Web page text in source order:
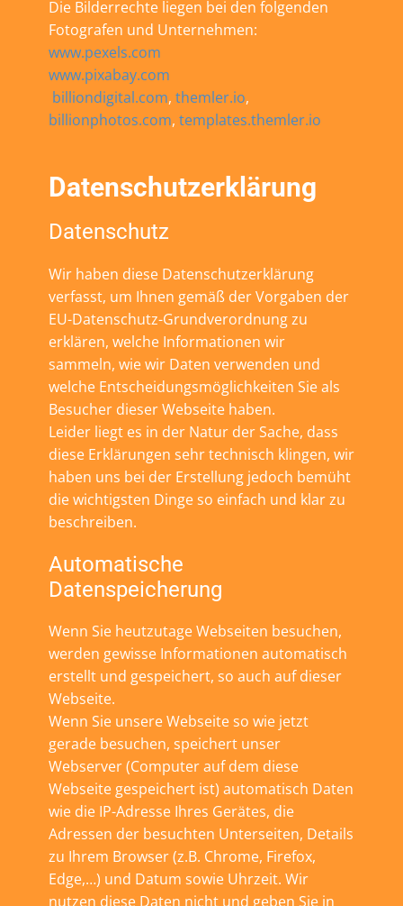
Die Bilderrechte liegen bei den folgenden
Fotografen und Unternehmen:
www.pexels.com
www.pixabay.com
billiondigital.com, themler.io,
billionphotos.com, templates.themler.io
Datenschutzerklärung
Datenschutz
Wir haben diese Datenschutzerklärung
verfasst, um Ihnen gemäß der Vorgaben der
EU-Datenschutz-Grundverordnung zu
erklären, welche Informationen wir
sammeln, wie wir Daten verwenden und
welche Entscheidungsmöglichkeiten Sie als
Besucher dieser Webseite haben.
Leider liegt es in der Natur der Sache, dass
diese Erklärungen sehr technisch klingen, wir
haben uns bei der Erstellung jedoch bemüht
die wichtigsten Dinge so einfach und klar zu
beschreiben.
Automatische
Datenspeicherung
Wenn Sie heutzutage Webseiten besuchen,
werden gewisse Informationen automatisch
erstellt und gespeichert, so auch auf dieser
Webseite.
Wenn Sie unsere Webseite so wie jetzt
gerade besuchen, speichert unser
Webserver (Computer auf dem diese
Webseite gespeichert ist) automatisch Daten
wie die IP-Adresse Ihres Gerätes, die
Adressen der besuchten Unterseiten, Details
zu Ihrem Browser (z.B. Chrome, Firefox,
Edge,…) und Datum sowie Uhrzeit. Wir
nutzen diese Daten nicht und geben Sie in